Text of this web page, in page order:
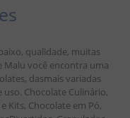
qualidade, muitas
Malu você encontra uma
dasmais variadas
Chocolate Culinário,
Kits, Chocolate em Pó,